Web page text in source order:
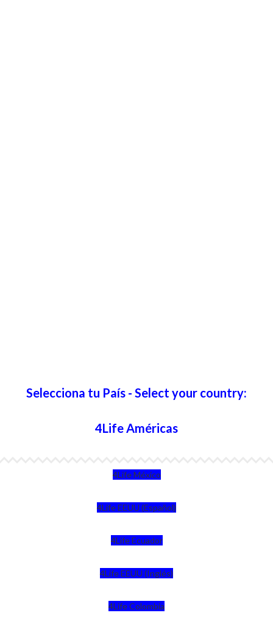
Selecciona tu País - Select your country:
4Life Américas
4Life México
4Life EEUU (Español)
4Life Ecuador
4Life EEUU (Inglés)
4Life Colombia